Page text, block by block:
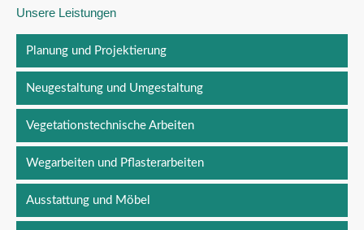
Unsere Leistungen
Planung und Projektierung
Neugestaltung und Umgestaltung
Vegetationstechnische Arbeiten
Wegarbeiten und Pflasterarbeiten
Ausstattung und Möbel